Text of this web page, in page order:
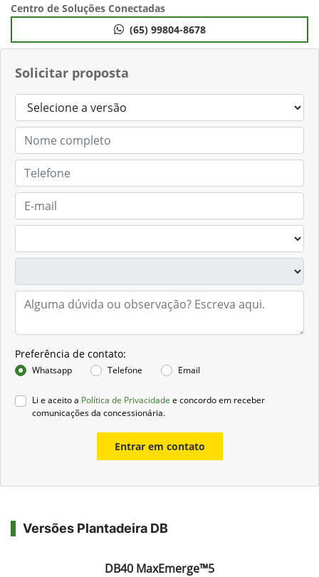
Solicitar proposta
Preferência de contato:
Whatsapp Telefone Email
Li e aceito a Política de Privacidade e concordo em receber
comunicações da concessionária.
Entrar em contato
Centro de Soluções Conectadas
(65) 99804-8678
Versões Plantadeira DB
DB40 MaxEmerge™5